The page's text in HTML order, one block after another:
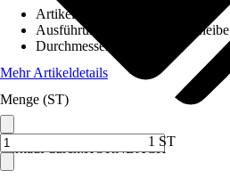
Verkauf durch:HORNBACH
Artikeltyp
Ausführung
Diamanttrennscheibe
Durchmesser
Mehr Artikeldetails
Menge (ST)
1 ST